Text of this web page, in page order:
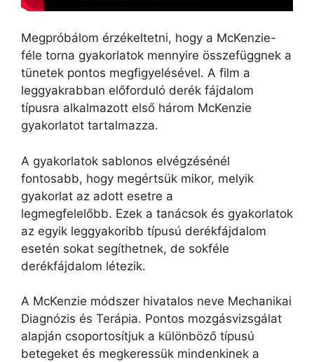
Megpróbálom érzékeltetni, hogy a McKenzie-
féle torna gyakorlatok mennyire összefüggnek a
tünetek pontos megfigyelésével. A film a
leggyakrabban előforduló derék fájdalom
típusra alkalmazott első három McKenzie
gyakorlatot tartalmazza.
A gyakorlatok sablonos elvégzésénél
fontosabb, hogy megértsük mikor, melyik
gyakorlat az adott esetre a
legmegfelelőbb. Ezek a tanácsok és gyakorlatok
az egyik leggyakoribb típusú derékfájdalom
esetén sokat segíthetnek, de sokféle
derékfájdalom létezik.
A McKenzie módszer hivatalos neve Mechanikai
Diagnózis és Terápia. Pontos mozgásvizsgálat
alapján csoportosítjuk a különböző típusú
betegeket és megkeressük mindenkinek a